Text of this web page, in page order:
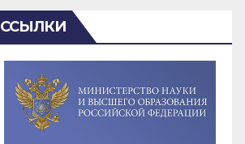
ССЫЛКИ